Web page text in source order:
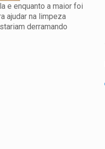
e enquanto a maior foi
ajudar na limpeza
derramando